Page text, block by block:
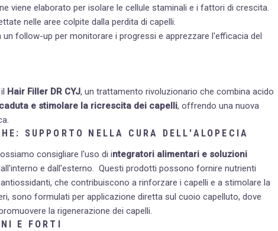
viene elaborato per isolare le cellule staminali e i fattori di crescita.
nelle aree colpite dalla perdita di capelli.
follow-up per monitorare i progressi e apprezzare l'efficacia del
Hair Filler DR CYJ, un trattamento rivoluzionario che combina acido
e stimolare la ricrescita dei capelli, offrendo una nuova
SUPPORTO NELLA CURA DELL'ALOPECIA
consigliare l'uso di integratori alimentari e soluzioni
e dall'esterno. Questi prodotti possono fornire nutrienti
che contribuiscono a rinforzare i capelli e a stimolare la
sono formulati per applicazione diretta sul cuoio capelluto, dove
la rigenerazione dei capelli.
E FORTI